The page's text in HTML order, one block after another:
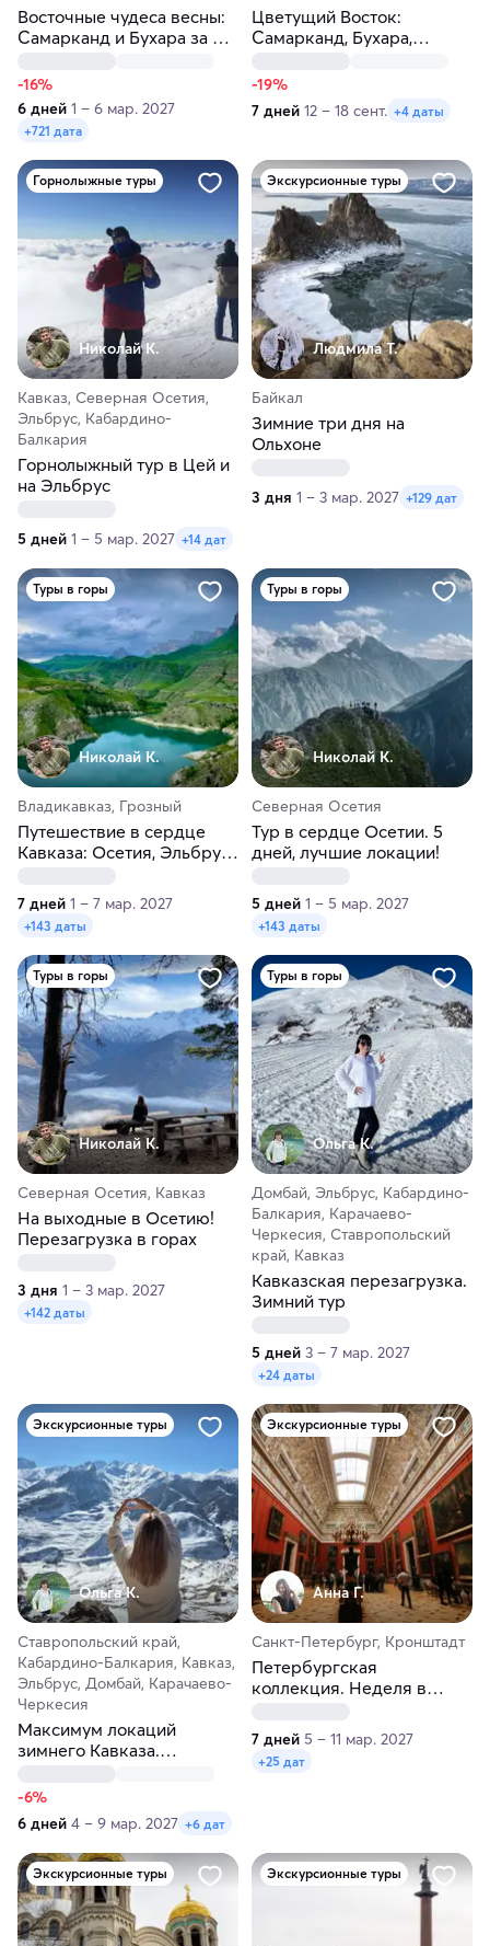
Восточные чудеса весны:
Самарканд и Бухара за 6
-16%
6 дней 1 – 6 мар. 2027
+721 дата
Цветущий Восток:
Самарканд, Бухара,
-19%
7 дней 12 – 18 сент. +4 даты
Горнолыжные туры
Николай К.
Кавказ, Северная Осетия,
Эльбрус, Кабардино-
Балкария
Горнолыжный тур в Цей и
на Эльбрус
5 дней 1 – 5 мар. 2027 +14 дат
Экскурсионные туры
Людмила Т.
Байкал
Зимние три дня на
Ольхоне
3 дня 1 – 3 мар. 2027 +129 дат
Туры в горы
Николай К.
Владикавказ, Грозный
Путешествие в сердце
Кавказа: Осетия, Эльбрус,
7 дней 1 – 7 мар. 2027
+143 даты
Туры в горы
Николай К.
Северная Осетия
Тур в сердце Осетии. 5
дней, лучшие локации!
5 дней 1 – 5 мар. 2027
+143 даты
Туры в горы
Николай К.
Северная Осетия, Кавказ
На выходные в Осетию!
Перезагрузка в горах
3 дня 1 – 3 мар. 2027
+142 даты
Туры в горы
Ольга К.
Домбай, Эльбрус, Кабардино-
Балкария, Карачаево-
Черкесия, Ставропольский
край, Кавказ
Кавказская перезагрузка.
Зимний тур
5 дней 3 – 7 мар. 2027
+24 даты
Экскурсионные туры
Ольга К.
Ставропольский край,
Кабардино-Балкария, Кавказ,
Эльбрус, Домбай, Карачаево-
Черкесия
Максимум локаций
зимнего Кавказа.
горах
-6%
6 дней 4 – 9 мар. 2027 +6 дат
Экскурсионные туры
Анна Г.
Санкт-Петербург, Кронштадт
Петербургская
коллекция. Неделя в
весна
7 дней 5 – 11 мар. 2027
+25 дат
Экскурсионные туры Экскурсионные туры